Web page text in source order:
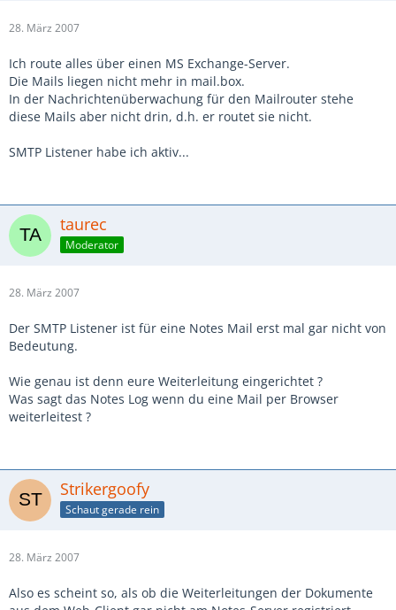
28. März 2007
Ich route alles über einen MS Exchange-Server.
Die Mails liegen nicht mehr in mail.box.
In der Nachrichtenüberwachung für den Mailrouter stehe
diese Mails aber nicht drin, d.h. er routet sie nicht.
SMTP Listener habe ich aktiv...
taurec
Moderator
28. März 2007
Der SMTP Listener ist für eine Notes Mail erst mal gar nicht von
Bedeutung.
Wie genau ist denn eure Weiterleitung eingerichtet ?
Was sagt das Notes Log wenn du eine Mail per Browser
weiterleitest ?
Strikergoofy
Schaut gerade rein
28. März 2007
Also es scheint so, als ob die Weiterleitungen der Dokumente